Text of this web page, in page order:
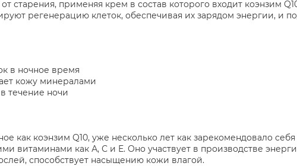
применяя крем в состав которого входит коэнзим
регенерацию клеток, обеспечивая их зарядом энергии, и
в ночное время
кожу минералами
течение ночи
как коэнзим Q10, уже несколько лет как зарекомендовало себя
витаминами как А, С и Е. Оно участвует в производстве
способствует насыщению кожи влагой.